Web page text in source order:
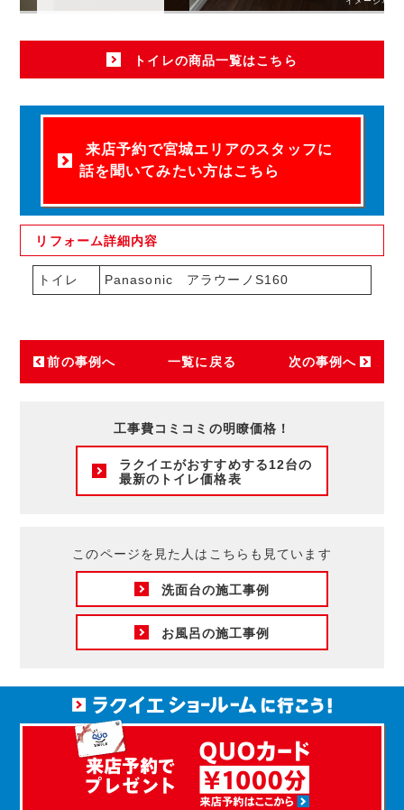
トイレの商品一覧はこちら
来店予約で宮城エリアのスタッフに
話を聞いてみたい方はこちら
リフォーム詳細内容
トイレ Panasonic アラウーノS160
前の事例へ 一覧に戻る 次の事例へ
工事費コミコミの明瞭価格！
ラクイエがおすすめする12台の
最新のトイレ価格表
このページを見た人はこちらも見ています
洗面台の施工事例
お風呂の施工事例